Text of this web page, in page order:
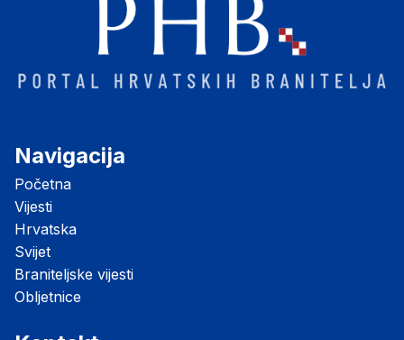
Navigacija
Početna
Vijesti
Hrvatska
Svijet
Braniteljske vijesti
Obljetnice